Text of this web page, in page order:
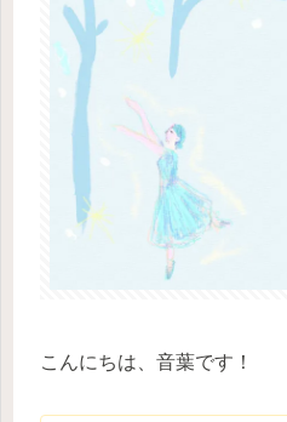
こんにちは、音葉です！